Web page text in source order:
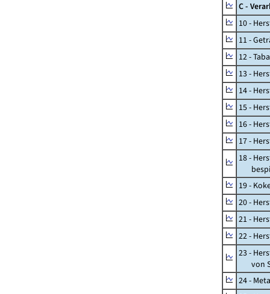
C -
10 -
11 -
12 -
13 -
14 -
15 -
16 -
17 -
18 -
19 -
20 -
21 -
22 -
23 -
von
24 -